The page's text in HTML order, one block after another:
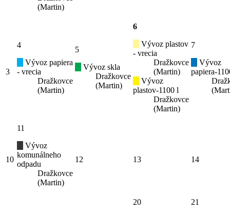
(Martin)
3
4
Vývoz papiera
- vrecia
Dražkovce
(Martin)
5
Vývoz skla
Dražkovce
(Martin)
6
Vývoz plastov
- vrecia
Dražkovce
(Martin)
Vývoz
plastov-1100 l
Dražkovce
(Martin)
7
Vývoz
papiera-
10
11
Vývoz
komunálneho
odpadu
Dražkovce
(Martin)
12 13 14
20
21